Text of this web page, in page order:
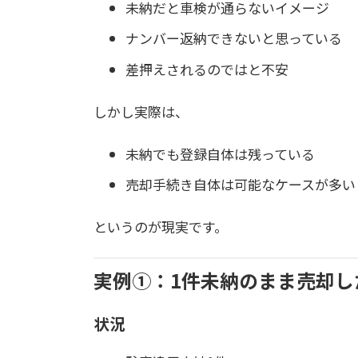
未納だと車検が通らないイメージ
ナンバー返納できないと思っている
差押えされるのではと不安
しかし実際は、
未納でも登録自体は残っている
売却手続き自体は可能なケースが多い
というのが現実です。
実例①：1件未納のまま売却
状況